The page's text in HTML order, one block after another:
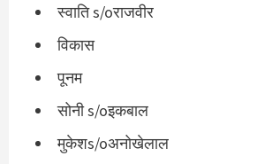
स्वाति s/oराजवीर
विकास
पूनम
सोनी s/oइकबाल
मुकेशs/oअनोखेलाल